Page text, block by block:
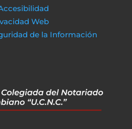
Web
de la Información